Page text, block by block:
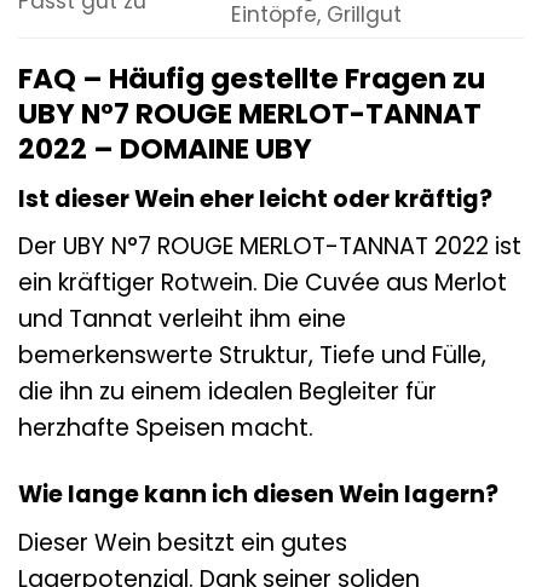
Eintöpfe, Grillgut
FAQ – Häufig gestellte Fragen zu
UBY N°7 ROUGE MERLOT-TANNAT
2022 – DOMAINE UBY
Ist dieser Wein eher leicht oder kräftig?
Der UBY N°7 ROUGE MERLOT-TANNAT 2022 ist
ein kräftiger Rotwein. Die Cuvée aus Merlot
und Tannat verleiht ihm eine
bemerkenswerte Struktur, Tiefe und Fülle,
die ihn zu einem idealen Begleiter für
herzhafte Speisen macht.
Wie lange kann ich diesen Wein lagern?
Dieser Wein besitzt ein gutes
Lagerpotenzial. Dank seiner soliden